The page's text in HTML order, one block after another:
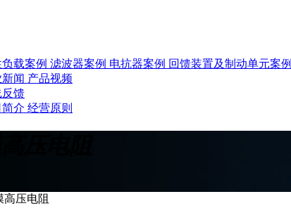
载案例 滤波器案例 电抗器案例 回馈装置及制动单元案例
闻 产品视频
馈
介 经营原则
高压电阻